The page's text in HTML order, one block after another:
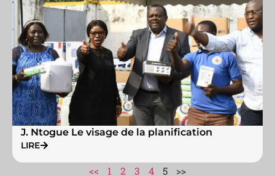
J. Ntogue Le visage de la planification
LIRE
<< 1 2 3 4 5 >>